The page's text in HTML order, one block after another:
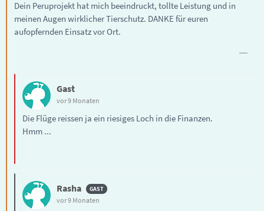
Dein Peruprojekt hat mich beeindruckt, tollte Leistung und in
meinen Augen wirklicher Tierschutz. DANKE für euren
aufopfernden Einsatz vor Ort.
Gast
vor 9 Monaten
Die Flüge reissen ja ein riesiges Loch in die Finanzen.
Hmm ...
Rasha
vor 9 Monaten